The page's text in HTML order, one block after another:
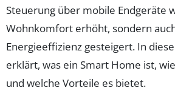
Steuerung über mobile Endgeräte
Wohnkomfort erhöht, sondern
Energieeffizienz gesteigert. In
erklärt, was ein Smart Home ist,
und welche Vorteile es bietet.